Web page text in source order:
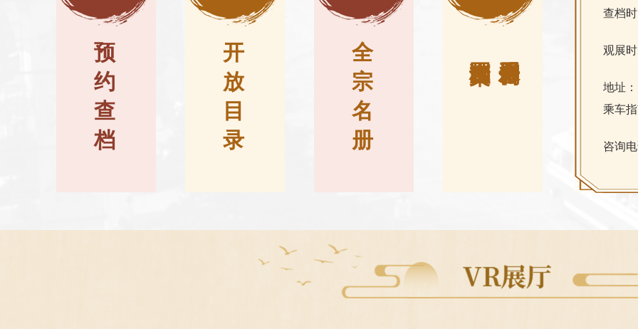
预
约
查
档
开
放
目
录
全
宗
名
册
查档
观展
地址：
乘车
咨询